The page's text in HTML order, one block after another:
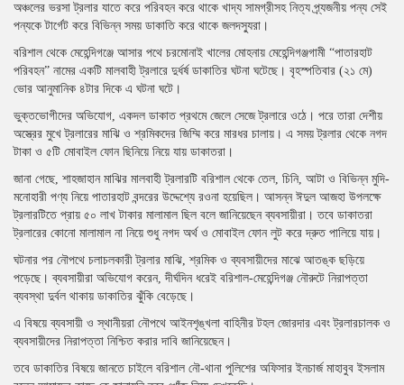
অঞ্চলের ভরসা ট্রলার যাতে করে পরিবহন করে থাকে খাদ্য সামগ্রীসহ নিত্য প্র্যজনীয় পন্য সেই
পন্যকে টার্গেট করে বিভিন্ন সময় ডাকাতি করে থাকে জলদস্যুরা।
বরিশাল থেকে মেহেন্দিগঞ্জে আসার পথে চরমোনাই খালের মোহনায় মেহেন্দিগঞ্জগামী “পাতারহাট
পরিবহন” নামের একটি মালবাহী ট্রলারে দুর্ধর্ষ ডাকাতির ঘটনা ঘটেছে। বৃহস্পতিবার (২১ মে)
ভোর আনুমানিক ৪টার দিকে এ ঘটনা ঘটে।
ভুক্তভোগীদের অভিযোগ, একদল ডাকাত প্রথমে জেলে সেজে ট্রলারে ওঠে। পরে তারা দেশীয়
অস্ত্রের মুখে ট্রলারের মাঝি ও শ্রমিকদের জিম্মি করে মারধর চালায়। এ সময় ট্রলার থেকে নগদ
টাকা ও ৫টি মোবাইল ফোন ছিনিয়ে নিয়ে যায় ডাকাতরা।
জানা গেছে, শাহজাহান মাঝির মালবাহী ট্রলারটি বরিশাল থেকে তেল, চিনি, আটা ও বিভিন্ন মুদি-
মনোহারী পণ্য নিয়ে পাতারহাট বন্দরের উদ্দেশ্যে রওনা হয়েছিল। আসন্ন ঈদুল আজহা উপলক্ষে
ট্রলারটিতে প্রায় ৫০ লাখ টাকার মালামাল ছিল বলে জানিয়েছেন ব্যবসায়ীরা। তবে ডাকাতরা
ট্রলারের কোনো মালামাল না নিয়ে শুধু নগদ অর্থ ও মোবাইল ফোন লুট করে দ্রুত পালিয়ে যায়।
ঘটনার পর নৌপথে চলাচলকারী ট্রলার মাঝি, শ্রমিক ও ব্যবসায়ীদের মাঝে আতঙ্ক ছড়িয়ে
পড়েছে। ব্যবসায়ীরা অভিযোগ করেন, দীর্ঘদিন ধরেই বরিশাল-মেহেন্দিগঞ্জ নৌরুটে নিরাপত্তা
ব্যবস্থা দুর্বল থাকায় ডাকাতির ঝুঁকি বেড়েছে।
এ বিষয়ে ব্যবসায়ী ও স্থানীয়রা নৌপথে আইনশৃঙ্খলা বাহিনীর টহল জোরদার এবং ট্রলারচালক ও
ব্যবসায়ীদের নিরাপত্তা নিশ্চিত করার দাবি জানিয়েছেন।
তবে ডাকাতির বিষয়ে জানতে চাইলে বরিশাল নৌ-থানা পুলিশের অফিসার ইনচার্জ মাহাবুব ইসলাম